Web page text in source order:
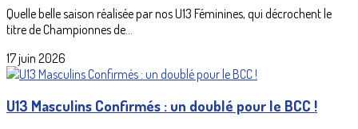
Quelle belle saison réalisée par nos U13 Féminines, qui décrochent le
titre de Championnes de...
17 juin 2026
U13 Masculins Confirmés : un doublé pour le BCC !